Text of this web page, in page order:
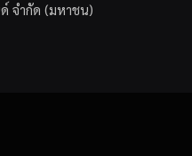
จำกัด (มหาชน)